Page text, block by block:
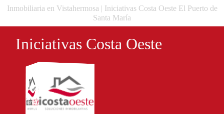
Inmobiliaria en Vistahermosa | Iniciativas Costa Oeste El Puerto de
Santa María
Iniciativas Costa Oeste